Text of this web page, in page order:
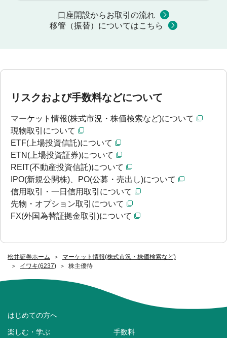
松井証券ホーム
マーケット情報(株式市況・株価検索など)
イワキ(6237)
株主優待
口座開設からお取引の流れ
移管（振替）についてはこちら
リスクおよび手数料などについて
マーケット情報(株式市況・株価検索など)について
現物取引について
ETF(上場投資信託)について
ETN(上場投資証券)について
REIT(不動産投資信託)について
IPO(新規公開株)、PO(公募・売出し)について
信用取引・一日信用取引について
先物・オプション取引について
FX(外国為替証拠金取引)について
はじめての方へ
楽しむ・学ぶ 手数料